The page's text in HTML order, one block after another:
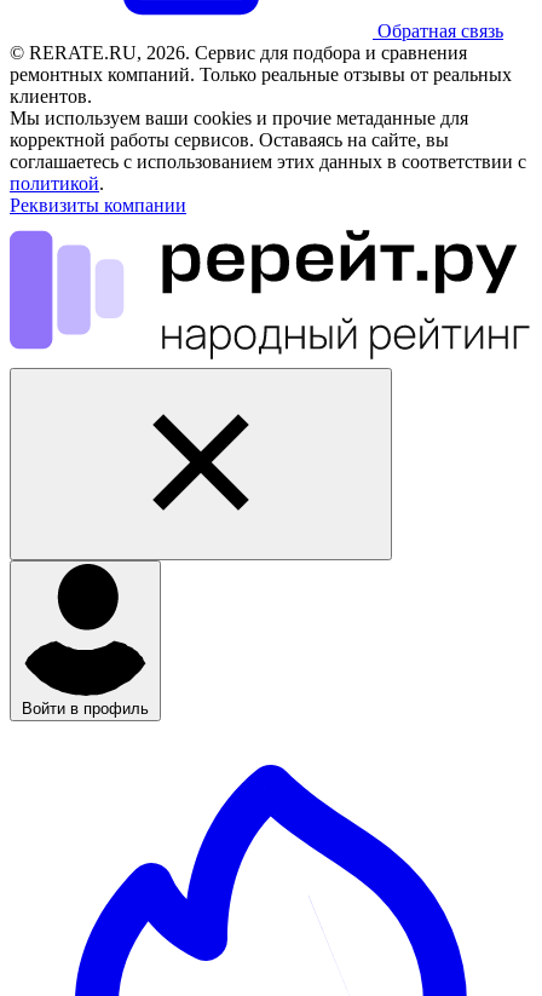
Обратная связь
© RERATE.RU, 2026. Сервис для подбора и сравнения
ремонтных компаний. Только реальные отзывы от реальных
клиентов.
Мы используем ваши cookies и прочие метаданные для
корректной работы сервисов. Оставаясь на сайте, вы
соглашаетесь с использованием этих данных в соответствии с
политикой.
Реквизиты компании
Войти в профиль